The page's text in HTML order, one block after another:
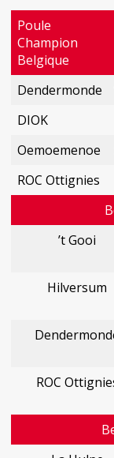
Poule
Champion
Belgique
Dendermonde
DIOK
Oemoemenoe
ROC Ottignies
’t Gooi
Hilversum
ROC